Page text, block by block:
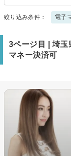
絞り込み条件： 電子
3ページ目 | 埼玉
マネー決済可